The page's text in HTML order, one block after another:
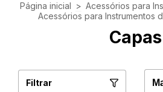
Página inicial > Acessórios para
Acessórios para Instrumentos
Capas
Filtrar